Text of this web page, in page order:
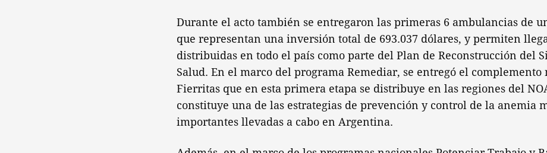
Durante el acto también se entregaron las primeras 6 ambulancias de
que representan una inversión total de 693.037 dólares, y permiten
distribuidas en todo el país como parte del Plan de Reconstrucción del
Salud. En el marco del programa Remediar, se entregó el
Fierritas que en esta primera etapa se distribuye en las regiones del
constituye una de las estrategias de prevención y control de la anemia
importantes llevadas a cabo en Argentina.